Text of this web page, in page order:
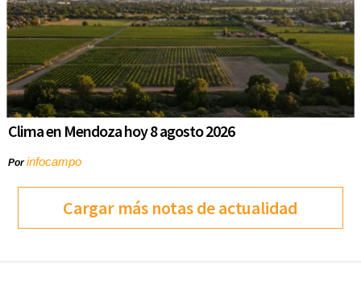
Clima en Mendoza hoy 8 agosto 2026
Porinfocampo
Cargar más notas de actualidad